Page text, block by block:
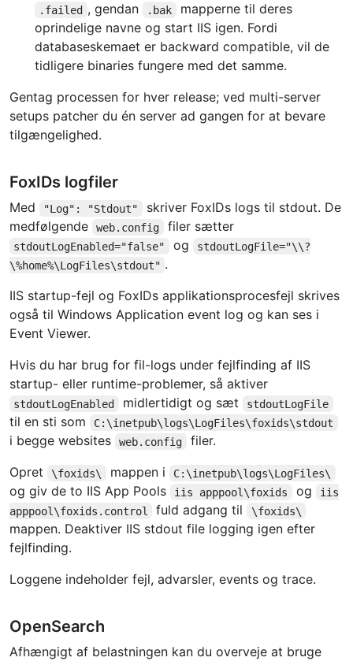
.failed , gendan .bak
mapperne til deres
oprindelige navne og start IIS igen. Fordi
databaseskemaet er backward compatible, vil de
tidligere binaries fungere med det samme.
Gentag processen for hver release; ved multi-server
setups patcher du én server ad gangen for at bevare
tilgængelighed.
FoxIDs logfiler
Med "Log": "Stdout"
skriver FoxIDs logs til stdout. De
medfølgende
web.config filer sætter
stdoutLogEnabled="false" og
stdoutLogFile="\\?
\%home%\LogFiles\stdout" .
IIS startup-fejl og FoxIDs applikationsprocesfejl skrives
også til Windows Application event log og kan ses i
Event Viewer.
Hvis du har brug for fil-logs under fejlfinding af IIS
startup- eller runtime-problemer, så aktiver
stdoutLogEnabled midlertidigt og sæt stdoutLogFile
til en sti som C:\inetpub\logs\LogFiles\foxids\stdout
i begge websites web.config
filer.
Opret
\foxids\ mappen i C:\inetpub\logs\LogFiles\
og giv de to IIS App Pools iis apppool\foxids og
iis
apppool\foxids.control
fuld adgang til \foxids\
mappen. Deaktiver IIS stdout file logging igen efter
fejlfinding.
Loggene indeholder fejl, advarsler, events og trace.
OpenSearch
Afhængigt af belastningen kan du overveje at bruge